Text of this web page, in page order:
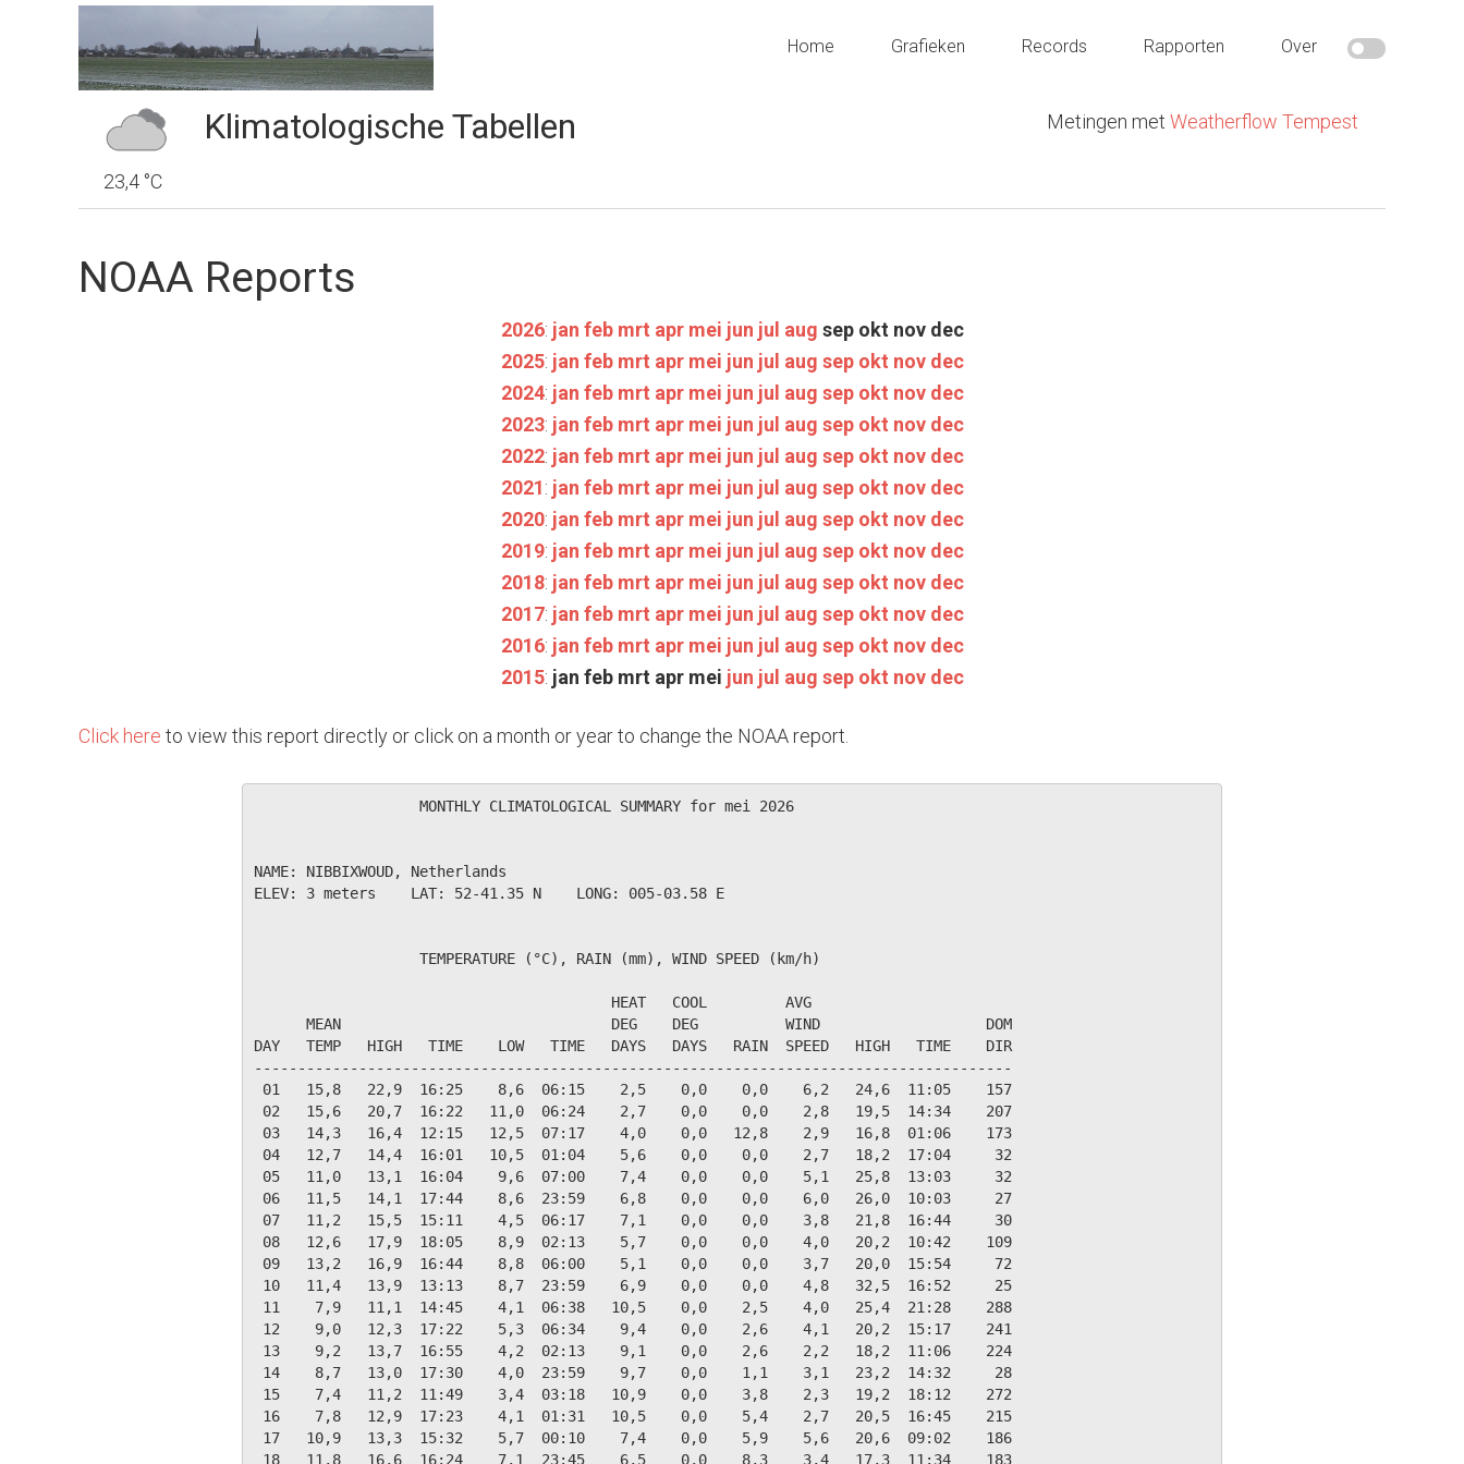
Home Grafieken Records Rapporten Over
23,4 °C
Klimatologische Tabellen Metingen met Weatherflow Tempest
NOAA Reports
2026: jan feb mrt apr mei jun jul aug sep okt nov dec
2025: jan feb mrt apr mei jun jul aug sep okt nov dec
2024: jan feb mrt apr mei jun jul aug sep okt nov dec
2023: jan feb mrt apr mei jun jul aug sep okt nov dec
2022: jan feb mrt apr mei jun jul aug sep okt nov dec
2021: jan feb mrt apr mei jun jul aug sep okt nov dec
2020: jan feb mrt apr mei jun jul aug sep okt nov dec
2019: jan feb mrt apr mei jun jul aug sep okt nov dec
2018: jan feb mrt apr mei jun jul aug sep okt nov dec
2017: jan feb mrt apr mei jun jul aug sep okt nov dec
2016: jan feb mrt apr mei jun jul aug sep okt nov dec
2015: jan feb mrt apr mei jun jul aug sep okt nov dec
Click here to view this report directly or click on a month or year to change the NOAA report.
                   MONTHLY CLIMATOLOGICAL SUMMARY for mei 2026
NAME: NIBBIXWOUD, Netherlands
ELEV: 3 meters    LAT: 52-41.35 N    LONG: 005-03.58 E
                   TEMPERATURE (°C), RAIN (mm), WIND SPEED (km/h)
                                         HEAT   COOL         AVG
      MEAN                               DEG    DEG          WIND                   DOM
DAY   TEMP   HIGH   TIME    LOW   TIME   DAYS   DAYS   RAIN  SPEED   HIGH   TIME    DIR
---------------------------------------------------------------------------------------
01   15,8   22,9  16:25    8,6  06:15    2,5    0,0    0,0    6,2   24,6  11:05    157
02   15,6   20,7  16:22   11,0  06:24    2,7    0,0    0,0    2,8   19,5  14:34    207
03   14,3   16,4  12:15   12,5  07:17    4,0    0,0   12,8    2,9   16,8  01:06    173
04   12,7   14,4  16:01   10,5  01:04    5,6    0,0    0,0    2,7   18,2  17:04     32
05   11,0   13,1  16:04    9,6  07:00    7,4    0,0    0,0    5,1   25,8  13:03     32
06   11,5   14,1  17:44    8,6  23:59    6,8    0,0    0,0    6,0   26,0  10:03     27
07   11,2   15,5  15:11    4,5  06:17    7,1    0,0    0,0    3,8   21,8  16:44     30
08   12,6   17,9  18:05    8,9  02:13    5,7    0,0    0,0    4,0   20,2  10:42    109
09   13,2   16,9  16:44    8,8  06:00    5,1    0,0    0,0    3,7   20,0  15:54     72
10   11,4   13,9  13:13    8,7  23:59    6,9    0,0    0,0    4,8   32,5  16:52     25
11    7,9   11,1  14:45    4,1  06:38   10,5    0,0    2,5    4,0   25,4  21:28    288
12    9,0   12,3  17:22    5,3  06:34    9,4    0,0    2,6    4,1   20,2  15:17    241
13    9,2   13,7  16:55    4,2  02:13    9,1    0,0    2,6    2,2   18,2  11:06    224
14    8,7   13,0  17:30    4,0  23:59    9,7    0,0    1,1    3,1   23,2  14:32     28
15    7,4   11,2  11:49    3,4  03:18   10,9    0,0    3,8    2,3   19,2  18:12    272
16    7,8   12,9  17:23    4,1  01:31   10,5    0,0    5,4    2,7   20,5  16:45    215
17   10,9   13,3  15:32    5,7  00:10    7,4    0,0    5,9    5,6   20,6  09:02    186
18   11,8   16,6  16:24    7,1  23:45    6,5    0,0    8,3    3,4   17,3  11:34    183